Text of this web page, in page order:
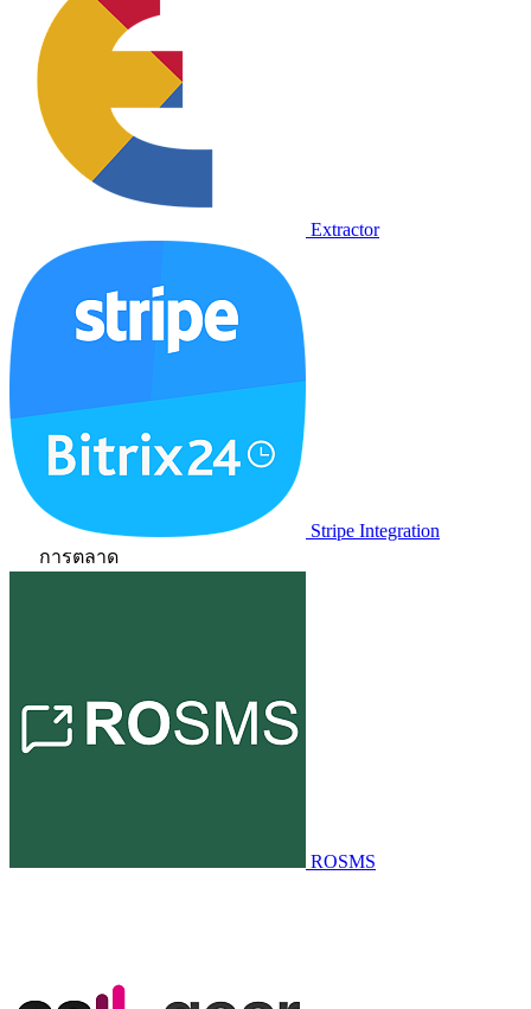
Extractor
Stripe Integration
การตลาด
ROSMS